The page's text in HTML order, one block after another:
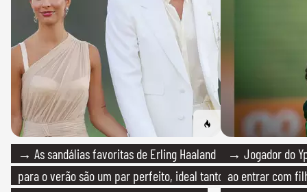
→ As sandálias favoritas de Erling Haaland
para o verão são um par perfeito, ideal tanto
→ Jogador do
ao entrar com